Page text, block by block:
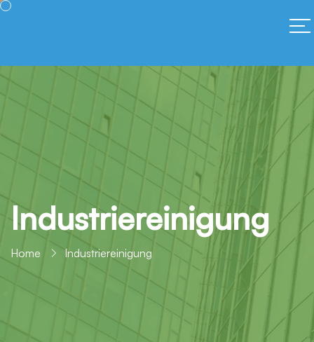
Industriereinigung
Home Industriereinigung